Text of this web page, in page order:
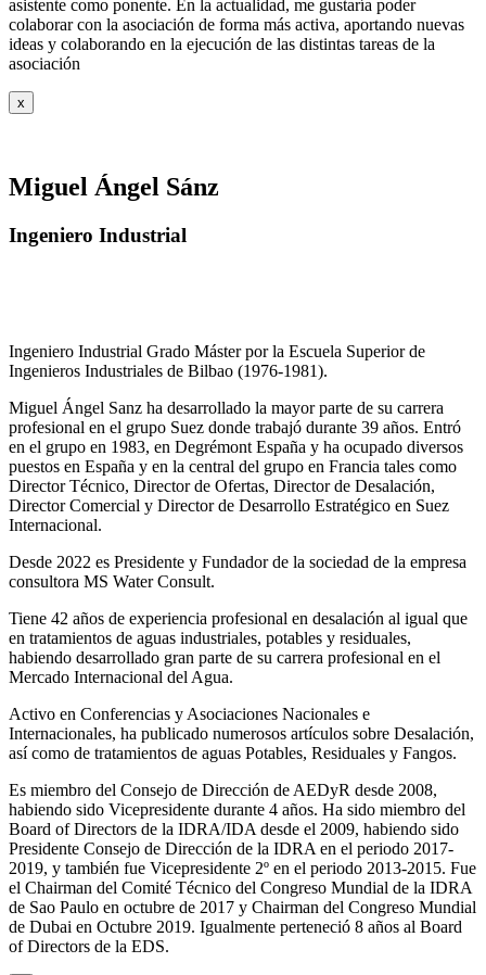
asistente como ponente. En la actualidad, me gustaría poder
colaborar con la asociación de forma más activa, aportando nuevas
ideas y colaborando en la ejecución de las distintas tareas de la
asociación
x
Miguel Ángel Sánz
Ingeniero Industrial
Ingeniero Industrial Grado Máster por la Escuela Superior de
Ingenieros Industriales de Bilbao (1976-1981).
Miguel Ángel Sanz ha desarrollado la mayor parte de su carrera
profesional en el grupo Suez donde trabajó durante 39 años. Entró
en el grupo en 1983, en Degrémont España y ha ocupado diversos
puestos en España y en la central del grupo en Francia tales como
Director Técnico, Director de Ofertas, Director de Desalación,
Director Comercial y Director de Desarrollo Estratégico en Suez
Internacional.
Desde 2022 es Presidente y Fundador de la sociedad de la empresa
consultora MS Water Consult.
Tiene 42 años de experiencia profesional en desalación al igual que
en tratamientos de aguas industriales, potables y residuales,
habiendo desarrollado gran parte de su carrera profesional en el
Mercado Internacional del Agua.
Activo en Conferencias y Asociaciones Nacionales e
Internacionales, ha publicado numerosos artículos sobre Desalación,
así como de tratamientos de aguas Potables, Residuales y Fangos.
Es miembro del Consejo de Dirección de AEDyR desde 2008,
habiendo sido Vicepresidente durante 4 años. Ha sido miembro del
Board of Directors de la IDRA/IDA desde el 2009, habiendo sido
Presidente Consejo de Dirección de la IDRA en el periodo 2017-
2019, y también fue Vicepresidente 2º en el periodo 2013-2015. Fue
el Chairman del Comité Técnico del Congreso Mundial de la IDRA
de Sao Paulo en octubre de 2017 y Chairman del Congreso Mundial
de Dubai en Octubre 2019. Igualmente perteneció 8 años al Board
of Directors de la EDS.